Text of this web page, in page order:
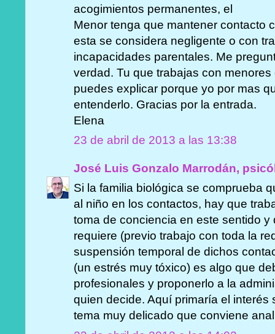
acogimientos permanentes, el
Menor tenga que mantener contacto
esta se considera negligente o con
incapacidades parentales. Me
verdad. Tu que trabajas con
puedes explicar porque yo por mas
entenderlo. Gracias por la entrada.
Elena
23 de abril de 2013 a las 13:38
José Luis Gonzalo Marrodán,
Si la familia biológica se comprueba
al niño en los contactos, hay que
toma de conciencia en este sentido y
requiere (previo trabajo con toda la
suspensión temporal de dichos
(un estrés muy tóxico) es algo que
profesionales y proponerlo a la
quien decide. Aquí primaría el interés
tema muy delicado que conviene